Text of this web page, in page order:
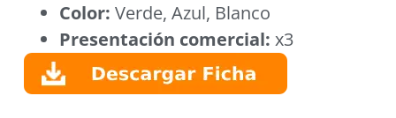
Color: Verde, Azul, Blanco
Presentación comercial: x3